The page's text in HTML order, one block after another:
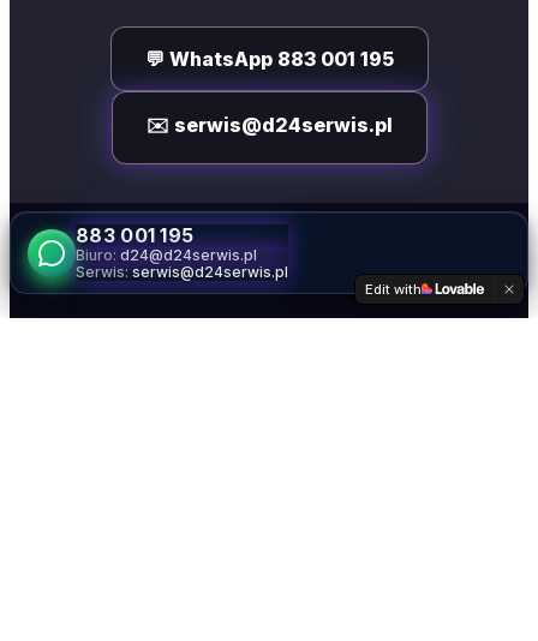
💬 WhatsApp 883 001 195
✉️ serwis@d24serwis.pl
883 001 195
Biuro: d24@d24serwis.pl
Serwis:serwis@d24serwis.pl
Edit with